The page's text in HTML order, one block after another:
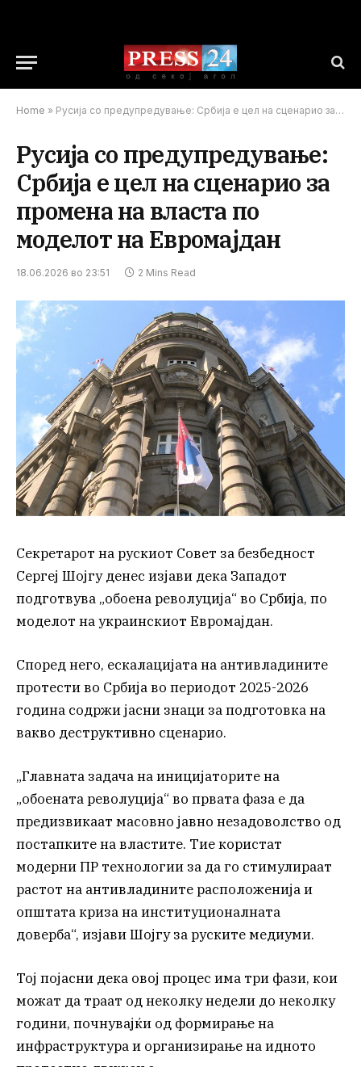
Home » Русија со предупредување: Србија е цел на сценарио за промена на власта по моделот на Евромајдан
Русија со предупредување:
Србија е цел на сценарио за
промена на власта по
моделот на Евромајдан
18.06.2026 во 23:51 2 Mins Read
Секретарот на рускиот Совет за безбедност
Сергеј Шојгу денес изјави дека Западот
подготвува „обоена револуција“ во Србија, по
моделот на украинскиот Евромајдан.
Според него, ескалацијата на антивладините
протести во Србија во периодот 2025-2026
година содржи јасни знаци за подготовка на
вакво деструктивно сценарио.
„Главната задача на иницијаторите на
„обоената револуција“ во првата фаза е да
предизвикаат масовно јавно незадоволство од
постапките на властите. Тие користат
модерни ПР технологии за да го стимулираат
растот на антивладините расположенија и
општата криза на институционалната
доверба“, изјави Шојгу за руските медиуми.
Тој појасни дека овој процес има три фази, кои
можат да траат од неколку недели до неколку
години, почнувајќи од формирање на
инфраструктура и организирање на идното